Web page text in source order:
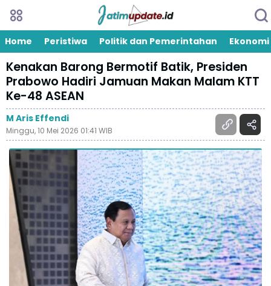
Home Peristiwa Politik dan Pemerintahan Ekonomi
Kenakan Barong Bermotif Batik, Presiden
Prabowo Hadiri Jamuan Makan Malam KTT
Ke-48 ASEAN
M Aris Effendi
Minggu, 10 Mei 2026 01:41 WIB